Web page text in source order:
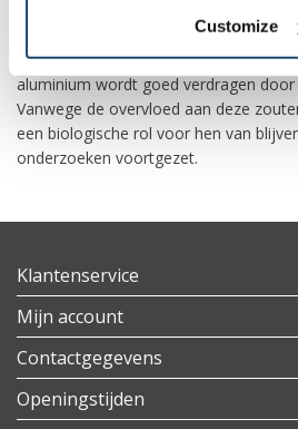
Customize
Ondanks de prevalentie in het milieu,
bekende levensvorm metabolisch
aluminium wordt goed verdragen door
Vanwege de overvloed aan deze
een biologische rol voor hen van
onderzoeken voortgezet.
Klantenservice
Mijn account
Contactgegevens
Openingstijden